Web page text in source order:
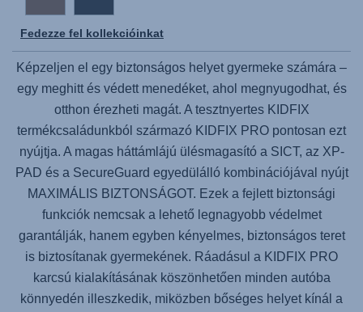
Fedezze fel kollekcióinkat
Képzeljen el egy biztonságos helyet gyermeke számára –
egy meghitt és védett menedéket, ahol megnyugodhat, és
otthon érezheti magát. A tesztnyertes KIDFIX
termékcsaládunkból származó KIDFIX PRO pontosan ezt
nyújtja. A magas háttámlájú ülésmagasító a SICT, az XP-
PAD és a SecureGuard egyedülálló kombinációjával nyújt
MAXIMÁLIS BIZTONSÁGOT. Ezek a fejlett biztonsági
funkciók nemcsak a lehető legnagyobb védelmet
garantálják, hanem egyben kényelmes, biztonságos teret
is biztosítanak gyermekének. Ráadásul a KIDFIX PRO
karcsú kialakításának köszönhetően minden autóba
könnyedén illeszkedik, miközben bőséges helyet kínál a